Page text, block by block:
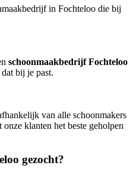
in Fochteloo die bij
schoonmaakbedrijf Fochteloo
bij je past.
van alle schoonmakers
onze klanten het beste geholpen
gezocht?